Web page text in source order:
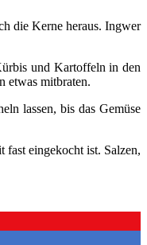
die Kerne heraus. Ingwer
und Kartoffeln in den
etwas mitbraten.
lassen, bis das Gemüse
fast eingekocht ist. Salzen,